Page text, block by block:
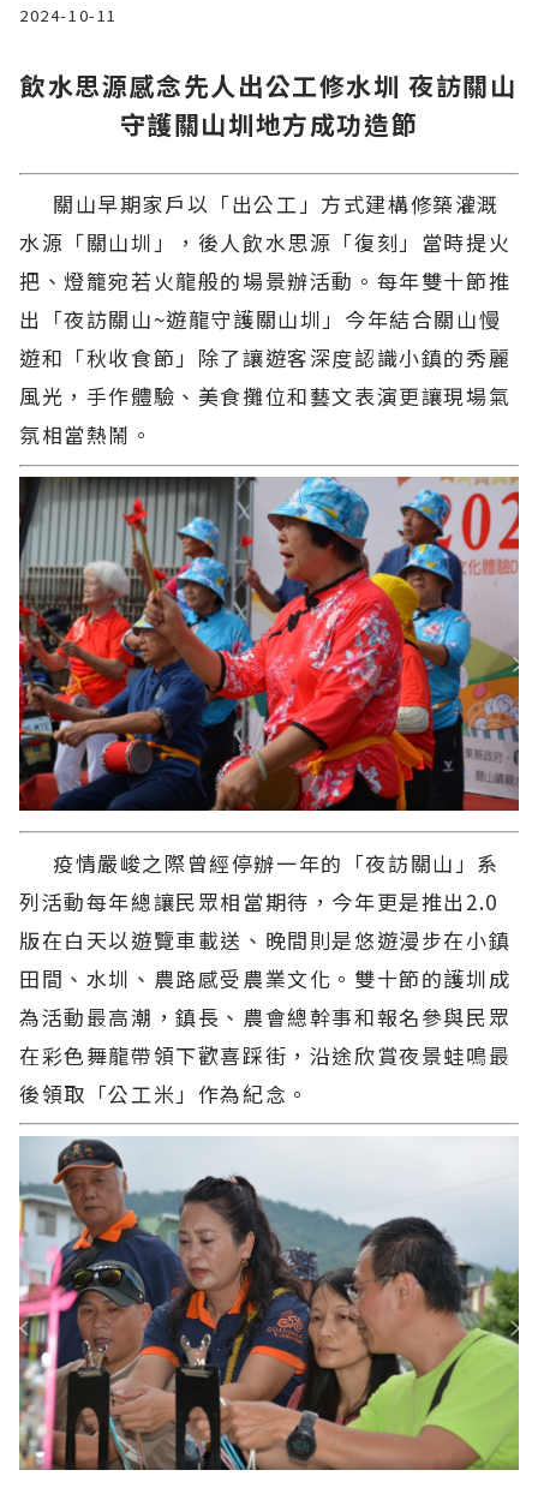
2024-10-11
飲水思源感念先人出公工修水圳 夜訪關山
守護關山圳地方成功造節
關山早期家戶以「出公工」方式建構修築灌溉
水源「關山圳」，後人飲水思源「復刻」當時提火
把、燈籠宛若火龍般的場景辦活動。每年雙十節推
出「夜訪關山~遊龍守護關山圳」今年結合關山慢
遊和「秋收食節」除了讓遊客深度認識小鎮的秀麗
風光，手作體驗、美食攤位和藝文表演更讓現場氣
氛相當熱鬧。
疫情嚴峻之際曾經停辦一年的「夜訪關山」系
列活動每年總讓民眾相當期待，今年更是推出2.0
版在白天以遊覽車載送、晚間則是悠遊漫步在小鎮
田間、水圳、農路感受農業文化。雙十節的護圳成
為活動最高潮，鎮長、農會總幹事和報名參與民眾
在彩色舞龍帶領下歡喜踩街，沿途欣賞夜景蛙鳴最
後領取「公工米」作為紀念。